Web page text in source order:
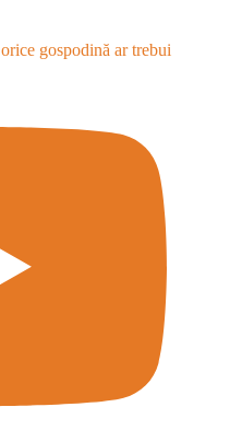
gospodină ar trebui